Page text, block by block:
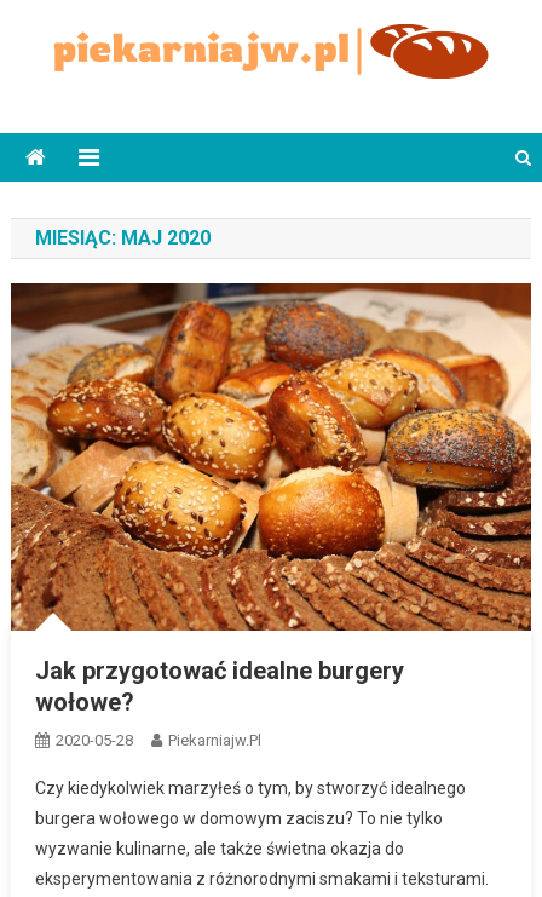
content
MIESIĄC: MAJ 2020
Jak przygotować idealne burgery
wołowe?
2020-05-28 Piekarniajw.pl
Czy kiedykolwiek marzyłeś o tym, by stworzyć idealnego
burgera wołowego w domowym zaciszu? To nie tylko
wyzwanie kulinarne, ale także świetna okazja do
eksperymentowania z różnorodnymi smakami i teksturami.